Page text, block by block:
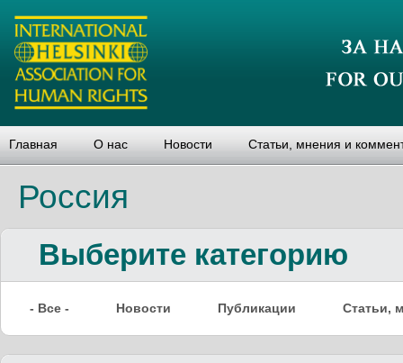
Главная О нас Новости Статьи, мнения и
Россия
Выберите категорию
- Все - Новости Публикации Статьи,